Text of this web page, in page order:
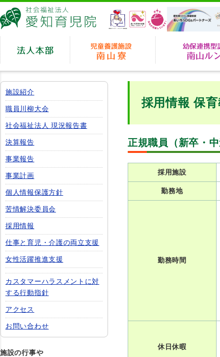
愛知育児院
法人本部 児童養護施設 南山
採用情報 保
正規職員（新卒・
採用施設
勤務地
勤務時間
休日休暇
施設紹介
職員川柳大会
社会福祉法人 現況報告書
決算報告
事業報告
事業計画
個人情報保護方針
苦情解決委員会
採用情報
仕事と育児・介護の両立支援
女性活躍推進支援
カスタマーハラスメントに対
する行動指針
アクセス
お問い合わせ
施設の行事や